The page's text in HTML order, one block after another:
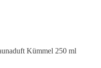
Kümmel 250 ml